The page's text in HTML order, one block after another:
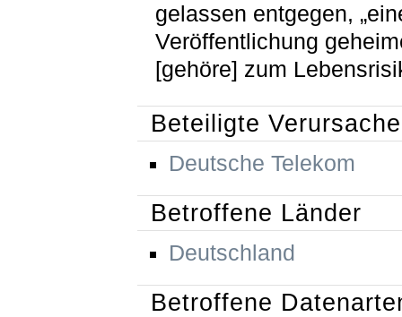
gelassen entgegen,
Veröffentlichung
[gehöre] zum
Beteiligte
Deutsche Telekom
Betroffene Länder
Deutschland
Betroffene